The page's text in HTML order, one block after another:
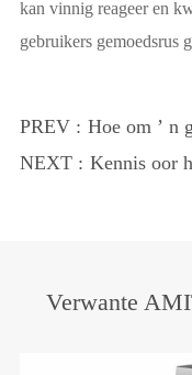
kan vinnig reageer en
gebruikers gemoedsrus
PREV : Hoe om ’ n
NEXT : Kennis oor
Verwante